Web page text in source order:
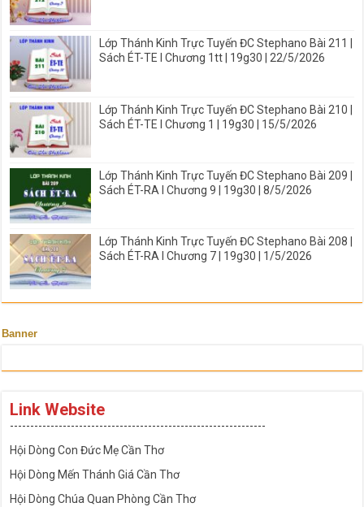
Lớp Thánh Kinh Trực Tuyến ĐC Stephano Bài 211 |
Sách ÉT-TE I Chương 1tt | 19g30 | 22/5/2026
Lớp Thánh Kinh Trực Tuyến ĐC Stephano Bài 210 |
Sách ÉT-TE I Chương 1 | 19g30 | 15/5/2026
Lớp Thánh Kinh Trực Tuyến ĐC Stephano Bài 209 |
Sách ÉT-RA I Chương 9 | 19g30 | 8/5/2026
Lớp Thánh Kinh Trực Tuyến ĐC Stephano Bài 208 |
Sách ÉT-RA I Chương 7 | 19g30 | 1/5/2026
Banner
Link Website
---------------------------------------------------------------
Hội Dòng Con Đức Mẹ Cần Thơ
Hội Dòng Mến Thánh Giá Cần Thơ
Hội Dòng Chúa Quan Phòng Cần Thơ